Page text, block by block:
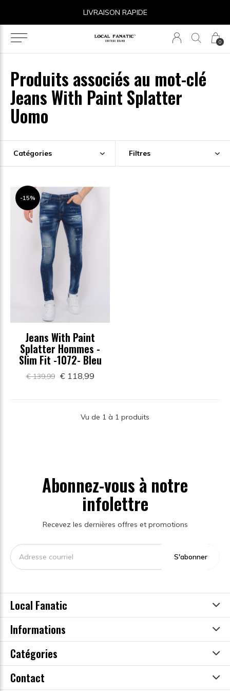
0
LIVRAISON RAPIDE
Produits associés au mot-clé
Jeans With Paint Splatter
Uomo
Catégories Filtres
-15%
Jeans With Paint
Splatter Hommes -
Slim Fit -1072- Bleu
€ 139,99 € 118,99
Vu de 1 à 1 produits
Abonnez-vous à notre
infolettre
Recevez les dernières offres et promotions
S'abonner
Local Fanatic
Informations
Catégories
Contact